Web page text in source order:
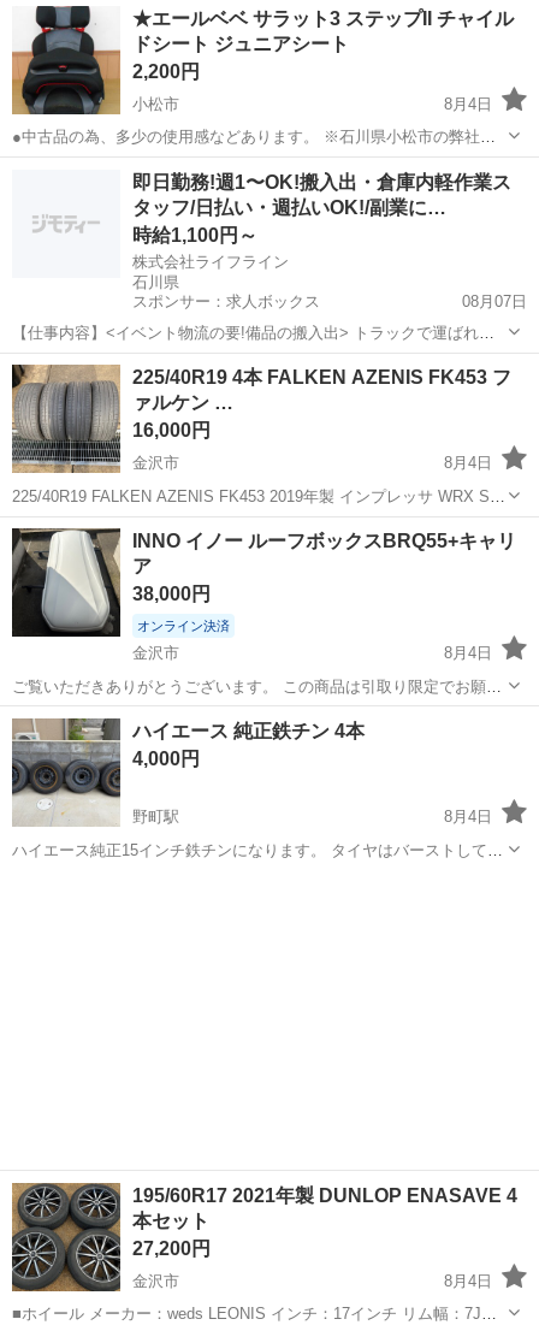
7.0Jヨコハマ アイスガード SUV （G075）225/65R17 3シ...
石川 白山市 タイヤ、ホイール
★エールベベ サラット3 ステップII チャイル
ドシート ジュニアシート
2,200円
小松市
8月4日
●中古品の為、多少の使用感などあります。 ※石川県小松市の弊社事
務所での店頭渡しとなります。 梱包はいたしません。 ※発送は対応出
来ませんのでご注意下さい。 ※お支払いは現金のみとなります。電子
マネー等はご利用いた...
小松市 セーフティ、チャイルドシート エールベベ
即日勤務!週1〜OK!搬入出・倉庫内軽作業ス
タッフ/日払い・週払いOK!/副業に…
時給1,100円～
株式会社ライフライン
石川県
スポンサー：求人ボックス
08月07日
【仕事内容】<イベント物流の要!備品の搬入出> トラックで運ばれて
きたイベント機材や備品を会場内に運び入れたり(搬入)、 終了後にト
ラックへ積み込んだり(搬出)するお仕事です。 <働きやすいポイント>
・接客なし&裏方作業!モクモ...
アルバイト・パート
225/40R19 4本 FALKEN AZENIS FK453 フ
ァルケン …
16,000円
金沢市
8月4日
225/40R19 FALKEN AZENIS FK453 2019年製 インプレッサ WRX STI
で使用していました。 ビートの切れ ・パンク修理歴はありません。
2019年製になります。 必ず、...
石川 金沢市 タイヤ、ホイール ビート
INNO イノー ルーフボックスBRQ55+キャリ
ア
38,000円
オンライン決済
金沢市
8月4日
ご覧いただきありがとうございます。 この商品は引取り限定でお願い
します。 近場ならガソリン代のみで配送します。 INNO（イノー）の
ルーフボックス55 BRQ55 ホワイトと、CX-5に適合したルーフキャリ
アとバーのセット...
石川 金沢市 キャリア、ラック
ハイエース 純正鉄チン 4本
4,000円
野町駅
8月4日
ハイエース純正15インチ鉄チンになります。 タイヤはバーストしてる
195/60R17 2021年製 DUNLOP ENASAVE 4
本セット
27,200円
金沢市
8月4日
■ホイール メーカー：weds LEONIS インチ：17インチ リム幅：7J